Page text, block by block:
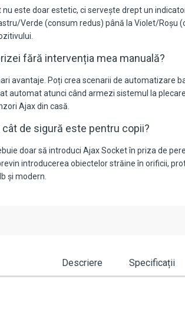
nu este doar estetic, ci servește drept un
Verde (consum redus) până la Violet/Roșu
fără intervenția mea manuală?
avantaje. Poți crea scenarii de
automat atunci când armezi sistemul la
Ajax din casă.
de sigură este pentru copii?
doar să introduci Ajax Socket în priza de
introducerea obiectelor străine în orificii,
și modern.
Descriere Specificații